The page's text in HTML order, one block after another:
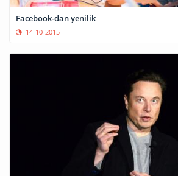
Facebook-dan yenilik
14-10-2015